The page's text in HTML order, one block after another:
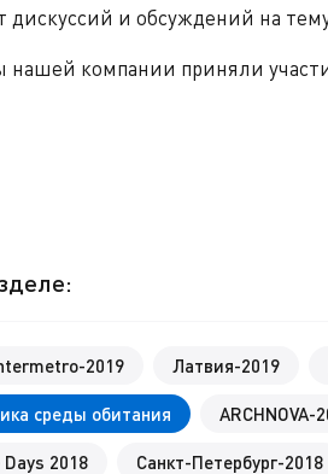
дискуссий и обсуждений на
нашей компании приняли
2019 Латвия-2019
среды обитания ARCHNOVA-
2018 Санкт-Петербург-2018